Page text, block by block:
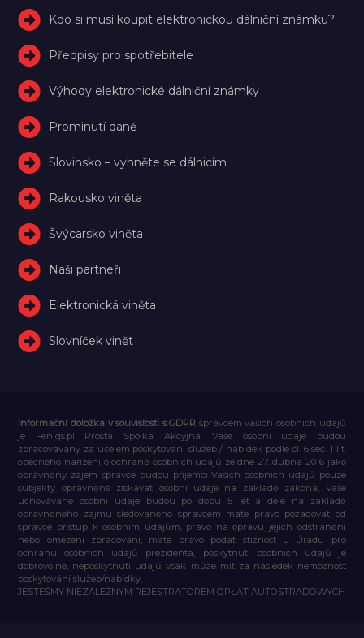
Kdo si musí koupit elektronickou dálniční známku?
Předpisy pro spotřebitele
Výhody elektronické dálniční známky
Prominutí daně
Slovinsko – vyhněte se dálnicím
Rakousko viněta
Švýcarsko viněta
Naši partneři
Elektronická viněta
Slovníček vinět
Informační doložka v souvislosti s GDPR správcem vašich osobních údajů
je Feniqs.pl Prosta Spółka Akcyjna. Vaše osobní údaje budou
zpracovávány za účelem poskytování služeb / nabídek podle čl. 6 sec. 1 lit.
obecného nařízení o ochraně osobních údajů ze dne 27. dubna 2016 jako
oprávněný zájem správce budou příjemci Vašich osobních údajů pouze
subjekty oprávněné získávat osobní údaje na základě zákona, Vaše
uchovávané osobní údaje budou po dobu 5 let a déle na základě
oprávněného zájmu sledovaného správcem máte právo požadovat od
správce přístup k osobním údajům, právo na opravu jejich odstranění
nebo omezení zpracování, máte právo podat stížnost u Úřadu pro
ochranu osobních údajů prezidenta, poskytnutí osobních údajů je
dobrovolné, neposkytnutí údajů však může mít za následek nemožnost
poskytování služeb/nabídky.
JESTEŚMY NIEZALEŻNYM REJESTRATOREM OPŁAT AUTOSTRADOWYCH